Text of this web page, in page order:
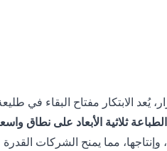
الطباعة ثلاثية الأبعاد على نطاق واسع